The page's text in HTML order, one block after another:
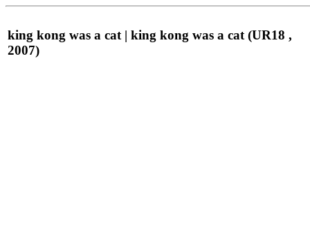
king kong was a cat | king kong was a cat (UR18 ,
2007)